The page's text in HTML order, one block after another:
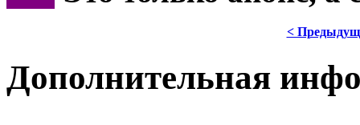
<
Дополнительная